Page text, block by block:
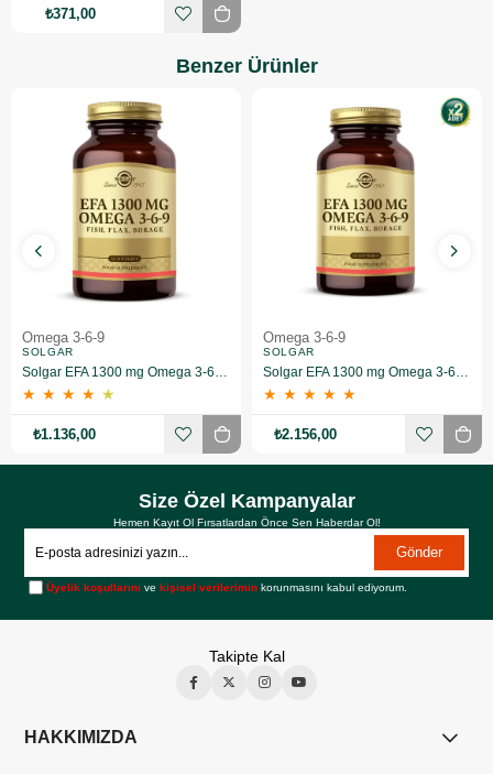
₺371,00
Benzer Ürünler
Omega 3-6-9
SOLGAR
★ ★ ★ ★ ★
₺1.136,00
Omega 3-6-9
SOLGAR
★ ★ ★ ★ ★
₺2.156,00
Size Özel Kampanyalar
Hemen Kayıt Ol Fırsatlardan Önce Sen Haberdar Ol!
Gönder
Üyelik koşullarını vekişisel verilerimin korunmasını kabul ediyorum.
Takipte Kal
HAKKIMIZDA